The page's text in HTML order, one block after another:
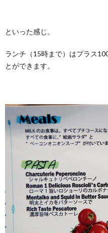
といった感じ。
ランチ（15時まで）はプラス
とができます。